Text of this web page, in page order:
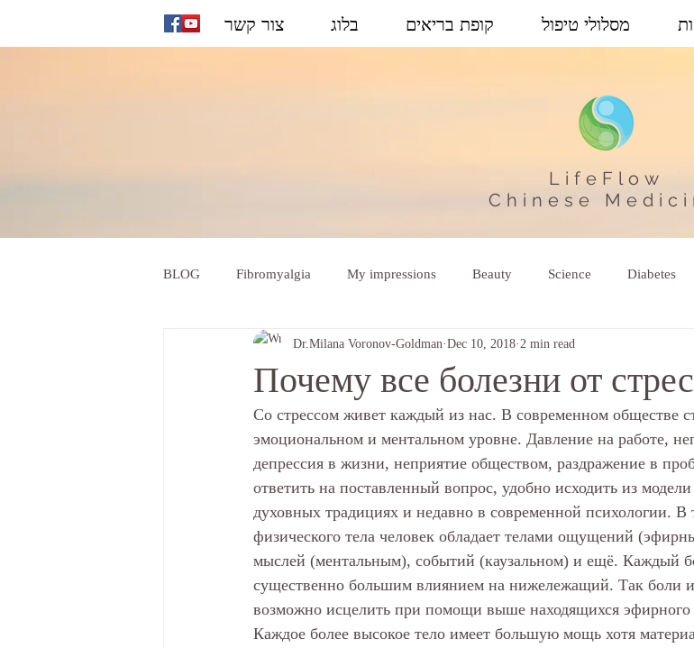
מסלולי טיפול קופת בריאים בלוג צור קשר
LifeFlow
Chinese
BLOG Fibromyalgia My impressions Beauty Science Diabetes
Почему все болезни от
Dr.Milana Voronov-Goldman Dec 10, 2018 2 min read
Со стрессом живет каждый из нас. В современном обществе
эмоциональном и ментальном уровне. Давление на работе,
депрессия в жизни, неприятие обществом, раздражение в
ответить на поставленный вопрос, удобно исходить из
духовных традициях и недавно в современной психологии. В
физического тела человек обладает телами ощущений
мыслей (ментальным), событий (каузальном) и ещё. Каждый
существенно большим влиянием на нижележащий. Так боли и
возможно исцелить при помощи выше находящихся эфирного
Каждое более высокое тело имеет большую мощь хотя